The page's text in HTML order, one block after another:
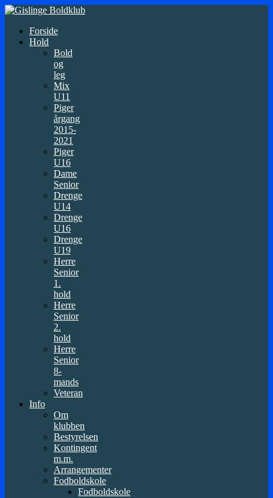
Forside
Hold
Bold
og
leg
Mix
U11
Piger
årgang
2015-
2021
Piger
U16
Dame
Senior
Drenge
U14
Drenge
U16
Drenge
U19
Herre
Senior
1.
hold
Herre
Senior
2.
hold
Herre
Senior
8-
mands
Veteran
Info
Om
klubben
Bestyrelsen
Kontingent
m.m.
Arrangementer
Fodboldskole
Fodboldskole